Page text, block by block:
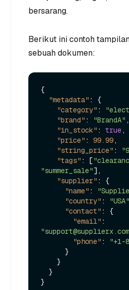
bersarang.
Berikut ini contoh
sebuah dokumen:
{
"metadata" :
{
"category" :
"brand" : "BrandA" ,
"in_stock" : true,
"price" : 99.99,
"string_price" :
"tags" : [
"summer_sale"] ,
"supplier" :
{
"name" :
"country" : "USA"
"contact" :
{
"email" :
"phone" :
"+1-
}
}
}
}